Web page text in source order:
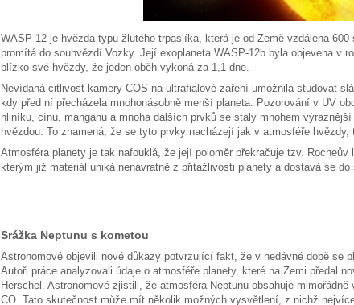
WASP-12 je hvězda typu žlutého trpaslíka, která je od Země vzdálena
promítá do souhvězdí Vozky. Její exoplaneta WASP-12b byla objevena v
blízko své hvězdy, že jeden oběh vykoná za 1,1 dne.
Nevídaná citlivost kamery COS na ultrafialové záření umožnila studovat
kdy před ní přecházela mnohonásobně menší planeta. Pozorování v UV
hliníku, cínu, manganu a mnoha dalších prvků se staly mnohem
hvězdou. To znamená, že se tyto prvky nacházejí jak v atmosféře hvězdy,
Atmosféra planety je tak nafouklá, že její poloměr překračuje tzv.
kterým již materiál uniká nenávratně z přitažlivosti planety a dostává se
Srážka Neptunu s kometou
Astronomové objevili nové důkazy potvrzující fakt, že v nedávné době se
Autoři práce analyzovali údaje o atmosféře planety, které na Zemi předal
Herschel. Astronomové zjistili, že atmosféra Neptunu obsahuje
CO. Tato skutečnost může mít několik možných vysvětlení, z nichž